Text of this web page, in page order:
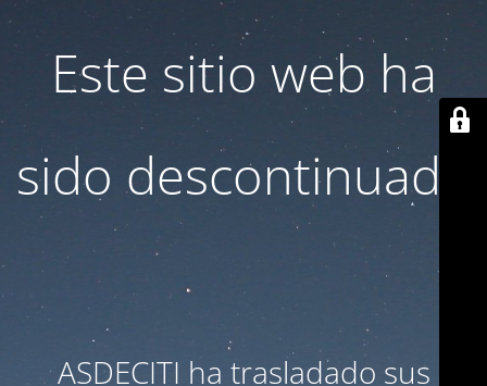
Este sitio web ha
sido descontinuado
ASDECITI ha trasladado sus